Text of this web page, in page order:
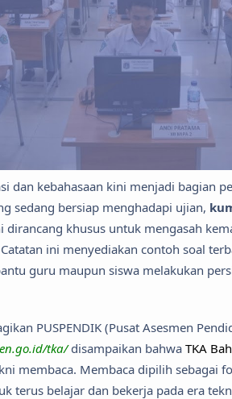
dan kebahasaan kini menjadi bagian
sedang bersiap menghadapi ujian,
dirancang khusus untuk mengasah
ini menyediakan contoh soal
guru maupun siswa melakukan
PUSPENDIK (Pusat Asesmen
tka/disampaikan bahwa TKA
membaca. Membaca dipilih sebagai
terus belajar dan bekerja pada era